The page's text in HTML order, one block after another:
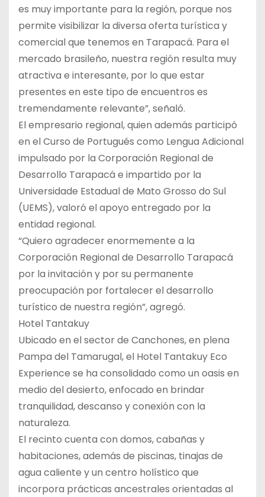
es muy importante para la región, porque nos
permite visibilizar la diversa oferta turística y
comercial que tenemos en Tarapacá. Para el
mercado brasileño, nuestra región resulta muy
atractiva e interesante, por lo que estar
presentes en este tipo de encuentros es
tremendamente relevante”, señaló.
El empresario regional, quien además participó
en el Curso de Portugués como Lengua Adicional
impulsado por la Corporación Regional de
Desarrollo Tarapacá e impartido por la
Universidade Estadual de Mato Grosso do Sul
(UEMS), valoró el apoyo entregado por la
entidad regional.
“Quiero agradecer enormemente a la
Corporación Regional de Desarrollo Tarapacá
por la invitación y por su permanente
preocupación por fortalecer el desarrollo
turístico de nuestra región”, agregó.
Hotel Tantakuy
Ubicado en el sector de Canchones, en plena
Pampa del Tamarugal, el Hotel Tantakuy Eco
Experience se ha consolidado como un oasis en
medio del desierto, enfocado en brindar
tranquilidad, descanso y conexión con la
naturaleza.
El recinto cuenta con domos, cabañas y
habitaciones, además de piscinas, tinajas de
agua caliente y un centro holístico que
incorpora prácticas ancestrales orientadas al